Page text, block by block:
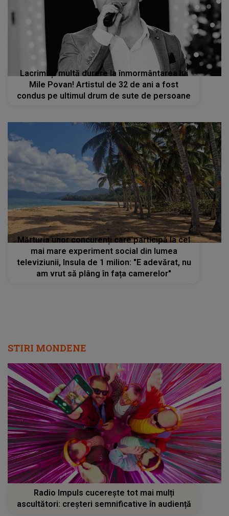
Lacrimi și multă durere la înmormântarea lui
Mile Povan! Artistul de 32 de ani a fost
condus pe ultimul drum de sute de persoane
Mărturia unor concurenți care participă la cel
mai mare experiment social din lumea
televiziunii, Insula de 1 milion: "E adevărat, nu
am vrut să plâng în fața camerelor"
STIRI MONDENE
Radio Impuls cucerește tot mai mulți
ascultători: creșteri semnificative în audiență